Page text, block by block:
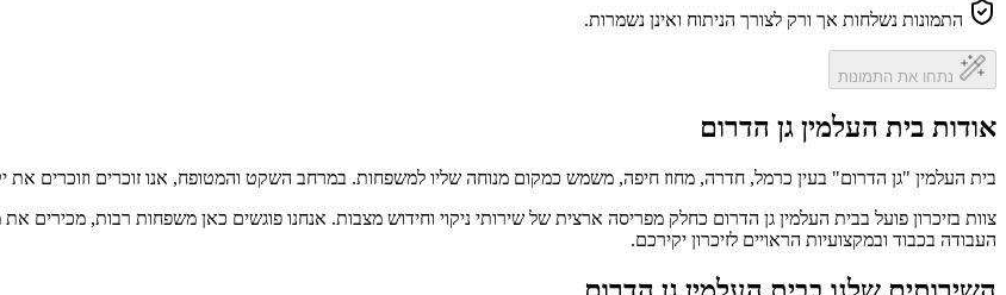
התמונות נשלחות אך ורק לצורך הניתוח ואינן נשמרות.
נתחו את התמונות
אודות בית העלמין גן הדרום
בית העלמין "גן הדרום" בעין כרמל, חדרה, מחוז חיפה, משמש כמקום מנוחה שליו למשפחות. במרחב השקט והמטופח, אנו זוכרים וזוכרים את
צוות בזיכרון פועל בבית העלמין גן הדרום כחלק מפריסה ארצית של שירותי ניקוי וחידוש מצבות. אנחנו פוגשים כאן משפחות רבות,
העבודה בכבוד ובמקצועיות הראויים לזיכרון יקירכם.